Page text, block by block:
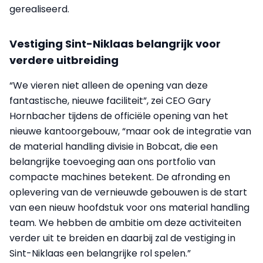
gerealiseerd.
Vestiging Sint-Niklaas belangrijk voor
verdere uitbreiding
“We vieren niet alleen de opening van deze
fantastische, nieuwe faciliteit”, zei CEO Gary
Hornbacher tijdens de officiële opening van het
nieuwe kantoorgebouw, “maar ook de integratie van
de material handling divisie in Bobcat, die een
belangrijke toevoeging aan ons portfolio van
compacte machines betekent. De afronding en
oplevering van de vernieuwde gebouwen is de start
van een nieuw hoofdstuk voor ons material handling
team. We hebben de ambitie om deze activiteiten
verder uit te breiden en daarbij zal de vestiging in
Sint-Niklaas een belangrijke rol spelen.”